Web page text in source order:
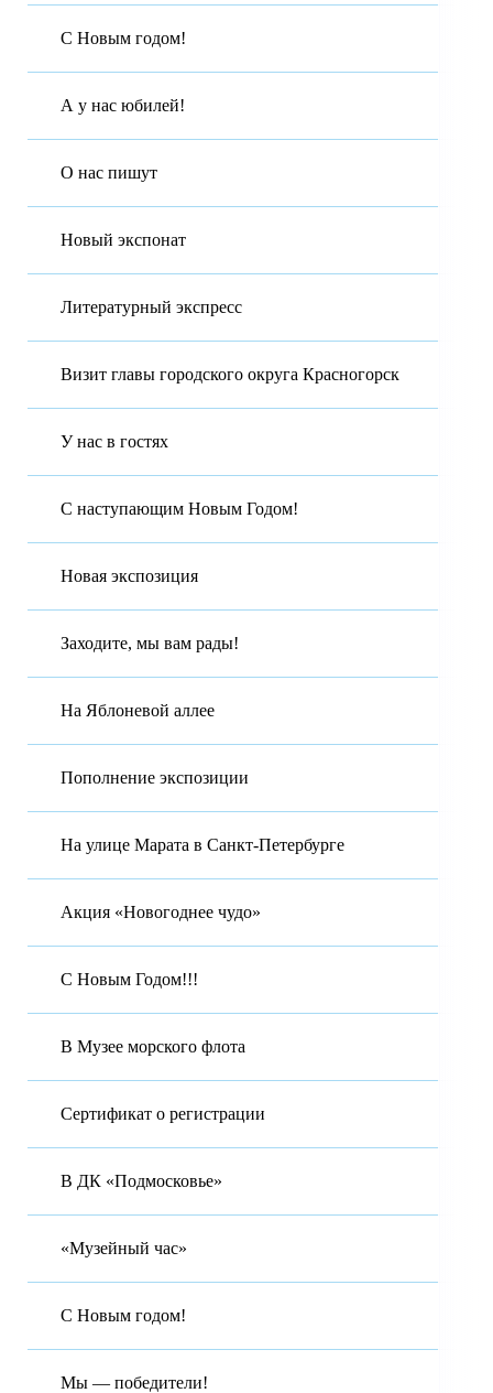
С Новым годом!
А у нас юбилей!
О нас пишут
Новый экспонат
Литературный экспресс
Визит главы городского округа Красногорск
У нас в гостях
С наступающим Новым Годом!
Новая экспозиция
Заходите, мы вам рады!
На Яблоневой аллее
Пополнение экспозиции
На улице Марата в Санкт-Петербурге
Акция «Новогоднее чудо»
С Новым Годом!!!
В Музее морского флота
Сертификат о регистрации
В ДК «Подмосковье»
«Музейный час»
С Новым годом!
Мы — победители!